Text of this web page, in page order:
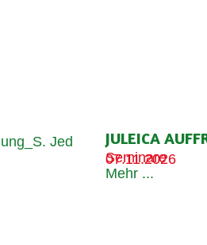
JULEICA
Seminare
07.11.2026
Mehr ...